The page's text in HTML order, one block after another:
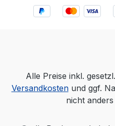
Alle Preise inkl.
Versandkostenund ggf.
nicht